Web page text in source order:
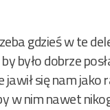
gdzieś w te
było dobrze
się nam
w nim nawet